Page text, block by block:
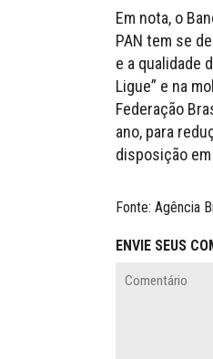
Em nota, o
PAN tem se
e a qualidade
Ligue” e na
Federação
ano, para
disposição
Fonte: Agência
ENVIE SEUS